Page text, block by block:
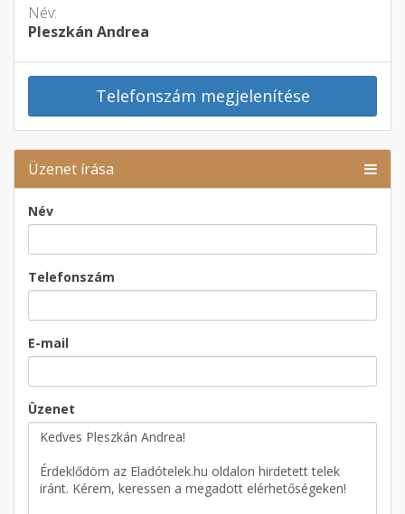
Név:
Pleszkán Andrea
Telefonszám megjelenítése
Üzenet írása
Név
Telefonszám
E-mail
Üzenet